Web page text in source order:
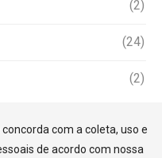
(2)
(24)
(2)
com a coleta, uso e
de acordo com nossa